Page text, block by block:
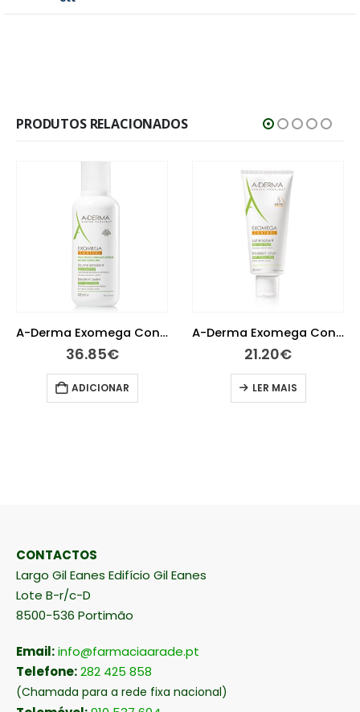
PRODUTOS RELACIONADOS
A-Derma Exomega Control Bálsamo Emoliente 400ml
36.85€
ADICIONAR
A-Derma Exomega Control Leite Emoliente 200ml
21.20€
LER MAIS
CONTACTOS
Largo Gil Eanes Edifício Gil Eanes
Lote B-r/c-D
8500-536 Portimão
Email:info@farmaciaarade.pt
Telefone:282 425 858
(Chamada para a rede fixa nacional)